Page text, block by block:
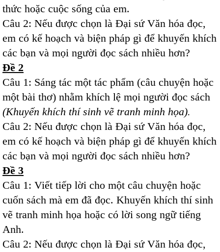
thức hoặc cuộc sống của em.
Câu 2: Nếu được chọn là Đại sứ Văn hóa đọc,
em có kế hoạch và biện pháp gì để khuyến khích
các bạn và mọi người đọc sách nhiều hơn?
Đề 2
Câu 1: Sáng tác một tác phẩm (câu chuyện hoặc
một bài thơ) nhằm khích lệ mọi người đọc sách
(Khuyến khích thí sinh vẽ tranh minh họa).
Câu 2: Nếu được chọn là Đại sứ Văn hóa đọc,
em có kế hoạch và biện pháp gì để khuyến khích
các bạn và mọi người đọc sách nhiều hơn?
Đề 3
Câu 1: Viết tiếp lời cho một câu chuyện hoặc
cuốn sách mà em đã đọc. Khuyến khích thí sinh
vẽ tranh minh họa hoặc có lời song ngữ tiếng
Anh.
Câu 2: Nếu được chọn là Đại sứ Văn hóa đọc,